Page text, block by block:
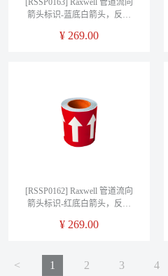
[RSSP0163] Raxwell 管道流向
箭头标识-蓝底白箭头，反光
150mm*20m
¥ 269.00
[RSSP0162] Raxwell 管道流向
箭头标识-红底白箭头，反光
150mm*20m
¥ 269.00
< 1 2 3 4